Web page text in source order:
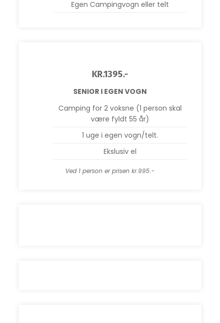
Egen Campingvogn eller telt
KR.1395.-
SENIOR I EGEN VOGN
Camping for 2 voksne (1 person skal
være fyldt 55 år)
1 uge i egen vogn/telt.
Ekslusiv el
Ved 1 person er prisen kr.995.-